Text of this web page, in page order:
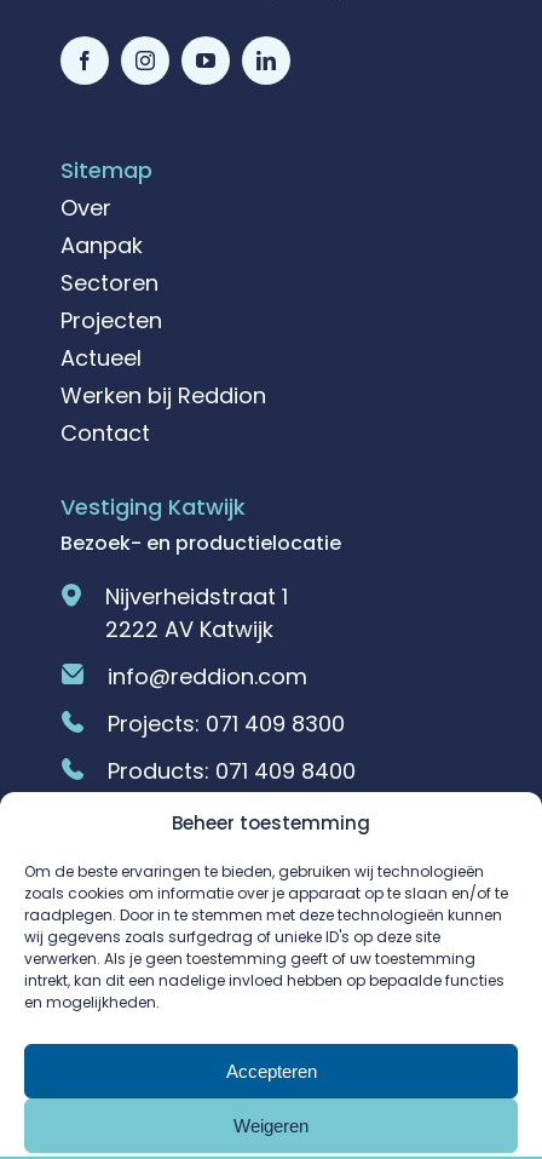
Beheer toestemming
Om de beste ervaringen te bieden, gebruiken wij technologieën
zoals cookies om informatie over je apparaat op te slaan en/of te
raadplegen. Door in te stemmen met deze technologieën kunnen
wij gegevens zoals surfgedrag of unieke ID's op deze site
verwerken. Als je geen toestemming geeft of uw toestemming
intrekt, kan dit een nadelige invloed hebben op bepaalde functies
en mogelijkheden.
Accepteren
Weigeren
Sitemap
Over
Aanpak
Sectoren
Projecten
Actueel
Werken bij Reddion
Contact
Vestiging Katwijk
Bezoek- en productielocatie
Nijverheidstraat 1
2222 AV Katwijk
info@reddion.com
Projects: 071 409 8300
Products: 071 409 8400
Bezoeklocatie
Huisbergenweg 8
5249 JR Rosmalen
073 648 7030